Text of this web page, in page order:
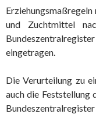
und Zuchtmittel
eingetragen.
Die Verurteilung zu
auch die Feststellung